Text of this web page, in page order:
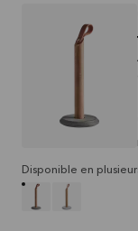
Disponible en